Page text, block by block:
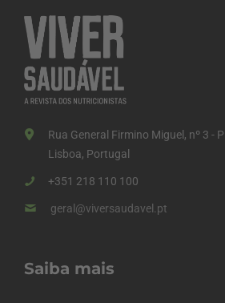
Rua General Firmino Miguel, nº 3 -
Lisboa, Portugal
+351 218 110 100
geral@viversaudavel.pt
Saiba mais